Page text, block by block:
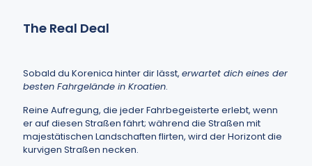
The Real Deal
Sobald du Korenica hinter dir lässt, erwartet dich eines der
besten Fahrgelände in Kroatien.
Reine Aufregung, die jeder Fahrbegeisterte erlebt, wenn
er auf diesen Straßen fährt; während die Straßen mit
majestätischen Landschaften flirten, wird der Horizont die
kurvigen Straßen necken.